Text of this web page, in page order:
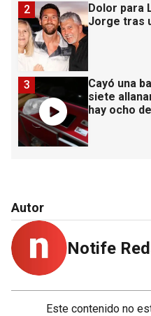
Dolor para
Jorge tras
2
Cayó una
siete
hay ocho
3
Autor
Notife
Este contenido no